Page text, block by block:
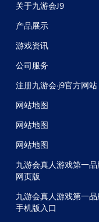
关于九游会J9
产品展示
游戏资讯
公司服务
注册九游会·j9官方网站
网站地图
网站地图
网站地图
九游会真人游戏第一
网页版
九游会真人游戏第一
手机版入口